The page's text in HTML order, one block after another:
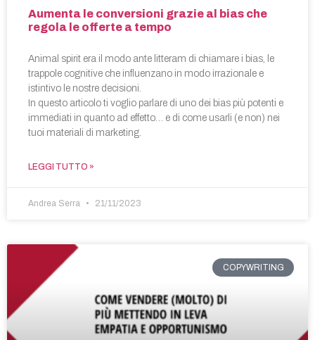
Aumenta le conversioni grazie al bias che
regola le offerte a tempo
Animal spirit era il modo ante litteram di chiamare i bias, le
trappole cognitive che influenzano in modo irrazionale e
istintivo le nostre decisioni.
In questo articolo ti voglio parlare di uno dei bias più potenti e
immediati in quanto ad effetto… e di come usarli (e non) nei
tuoi materiali di marketing.
LEGGI TUTTO »
Andrea Serra 21/11/2023
COPYWRITING